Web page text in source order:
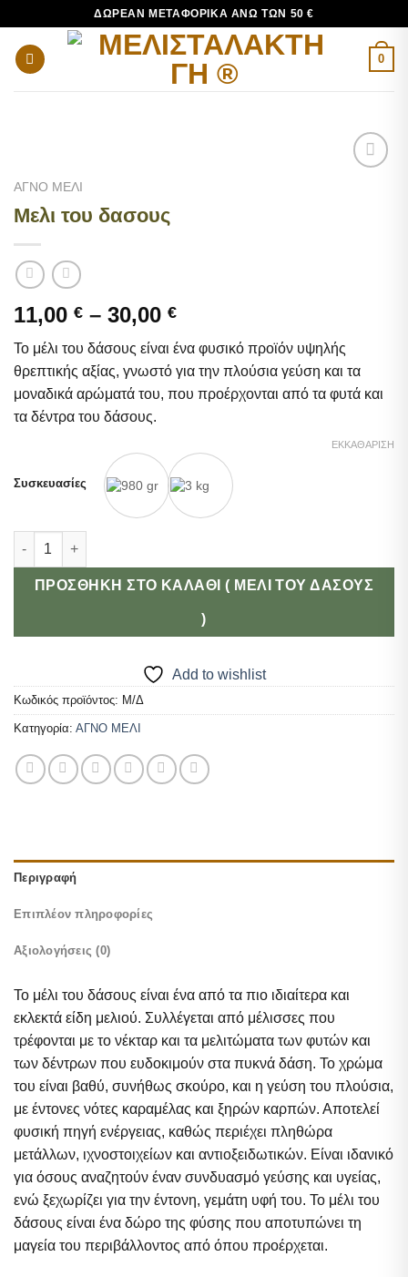
περιεχόμενο
ΔΩΡΕΆΝ ΜΕΤΑΦΟΡΙΚΆ ΆΝΩ ΤΩΝ 50 €
0
ΑΓΝΟ ΜΕΛΙ
Μελι του δασους
11,00 € – 30,00 €Price
range:
11,00 €
through
30,00 €
Το μέλι του δάσους είναι ένα φυσικό προϊόν υψηλής
θρεπτικής αξίας, γνωστό για την πλούσια γεύση και τα
μοναδικά αρώματά του, που προέρχονται από τα φυτά και
τα δέντρα του δάσους.
Συσκευασίες
ΕΚΚΑΘΆΡΙΣΗ
Μελι του δασους ποσότητα
ΠΡΟΣΘΉΚΗ ΣΤΟ ΚΑΛΆΘΙ ( ΜΕΛΙ ΤΟΥ ΔΑΣΟΥΣ
)
Add to wishlist
Κωδικός προϊόντος: Μ/Δ
Κατηγορία: ΑΓΝΟ ΜΕΛΙ
Περιγραφή
Επιπλέον πληροφορίες
Αξιολογήσεις (0)
Το μέλι του δάσους είναι ένα από τα πιο ιδιαίτερα και
εκλεκτά είδη μελιού. Συλλέγεται από μέλισσες που
τρέφονται με το νέκταρ και τα μελιτώματα των φυτών και
των δέντρων που ευδοκιμούν στα πυκνά δάση. Το χρώμα
του είναι βαθύ, συνήθως σκούρο, και η γεύση του πλούσια,
με έντονες νότες καραμέλας και ξηρών καρπών. Αποτελεί
φυσική πηγή ενέργειας, καθώς περιέχει πληθώρα
μετάλλων, ιχνοστοιχείων και αντιοξειδωτικών. Είναι ιδανικό
για όσους αναζητούν έναν συνδυασμό γεύσης και υγείας,
ενώ ξεχωρίζει για την έντονη, γεμάτη υφή του. Το μέλι του
δάσους είναι ένα δώρο της φύσης που αποτυπώνει τη
μαγεία του περιβάλλοντος από όπου προέρχεται.